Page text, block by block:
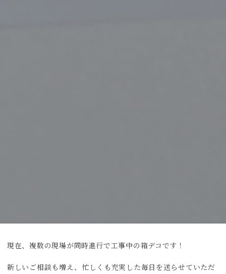
現在、複数の現場が同時進行で工事中の箱デコです！
新しいご相談も増え、忙しくも充実した毎日を送らせていただ